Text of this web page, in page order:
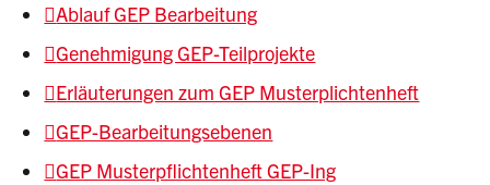
Ablauf GEP Bearbeitung
Genehmigung GEP-Teilprojekte
Erläuterungen zum GEP Musterplichtenheft
GEP-Bearbeitungsebenen
GEP Musterpflichtenheft GEP-Ing